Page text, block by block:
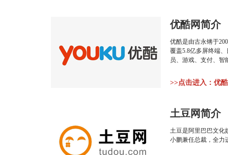
优酷网简介
优酷是由古永锵于
覆盖5.8亿多屏终端
员、游戏、支付、
>>点击进入：优
土豆网简介
土豆是阿里巴巴文化
小鹏兼任总裁，全力